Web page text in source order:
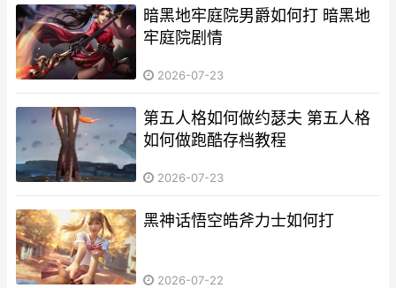
暗黑地牢庭院男爵如何打 暗黑地
牢庭院剧情
2026-07-23
第五人格如何做约瑟夫 第五人格
如何做跑酷存档教程
2026-07-23
黑神话悟空皓斧力士如何打
2026-07-22